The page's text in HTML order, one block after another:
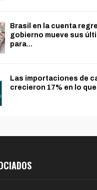
Brasil en la cuenta
gobierno mueve sus
para...
Las importaciones de
crecieron 17% en lo que